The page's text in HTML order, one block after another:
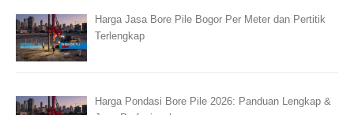
Harga Jasa Bore Pile Bogor Per Meter dan Pertitik
Terlengkap
Harga Pondasi Bore Pile 2026: Panduan Lengkap &